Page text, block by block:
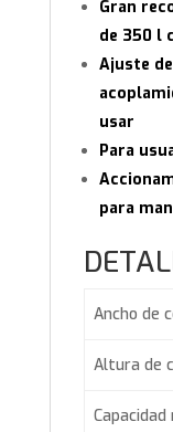
Gran
de 350 l
Ajuste
usar
Para
para
Ancho de
Altura de